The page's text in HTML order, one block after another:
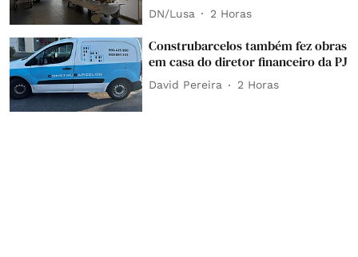
DN/Lusa 2 Horas
Construbarcelos também fez obras
em casa do diretor financeiro da PJ
David Pereira 2 Horas